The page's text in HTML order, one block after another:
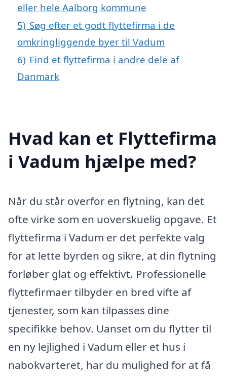
eller hele Aalborg kommune
5) Søg efter et godt flyttefirma i de
omkringliggende byer til Vadum
6) Find et flyttefirma i andre dele af
Danmark
Hvad kan et Flyttefirma
i Vadum hjælpe med?
Når du står overfor en flytning, kan det
ofte virke som en uoverskuelig opgave. Et
flyttefirma i Vadum er det perfekte valg
for at lette byrden og sikre, at din flytning
forløber glat og effektivt. Professionelle
flyttefirmaer tilbyder en bred vifte af
tjenester, som kan tilpasses dine
specifikke behov. Uanset om du flytter til
en ny lejlighed i Vadum eller et hus i
nabokvarteret, har du mulighed for at få